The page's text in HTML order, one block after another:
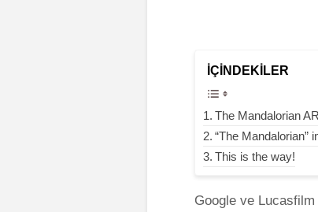
İÇINDEKILER
The Mandalorian
“The Mandalorian”
This is the way!
Google ve